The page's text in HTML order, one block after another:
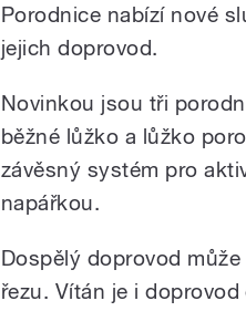
Porodnice nabízí nové
jejich doprovod.
Novinkou jsou tři
běžné lůžko a lůžko
závěsný systém pro
napářkou.
Dospělý doprovod
řezu. Vítán je i